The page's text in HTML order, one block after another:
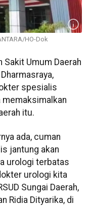
HO-Dok
Sakit Umum Daerah
spesialis
memaksimalkan
itu.
ada, cuman
jantung akan
urologi terbatas
urologi kita
Sungai Daerah,
Ridia Dityarika, di